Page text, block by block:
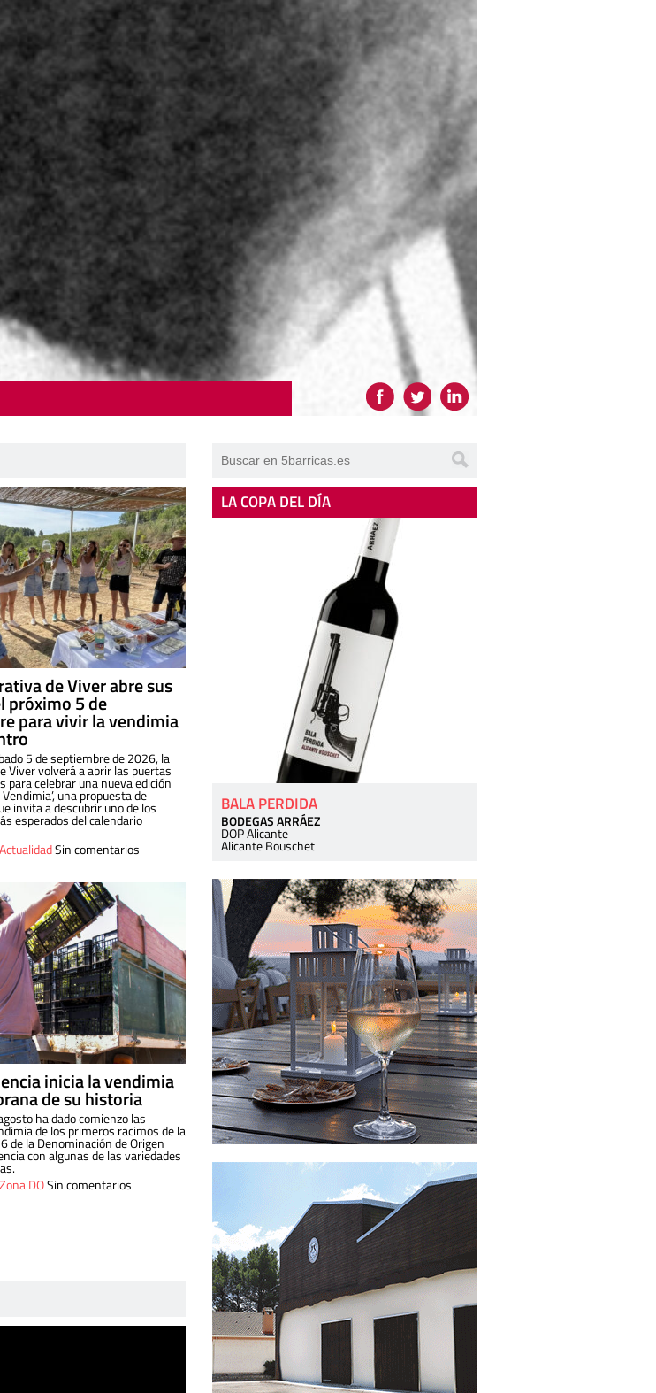
de Viver abre sus
próximo 5 de
para vivir la vendimia
5 de septiembre de 2026, la
Viver volverá a abrir las puertas
para celebrar una nueva edición
Vendimia’, una propuesta de
invita a descubrir uno de los
esperados del calendario
ActualidadSin comentarios
inicia la vendimia
de su historia
ha dado comienzo las
de los primeros racimos de la
de la Denominación de Origen
con algunas de las variedades
Zona DOSin comentarios
LA COPA DEL DÍA
BALA PERDIDA
BODEGAS ARRÁEZ
DOP Alicante
Alicante Bouschet